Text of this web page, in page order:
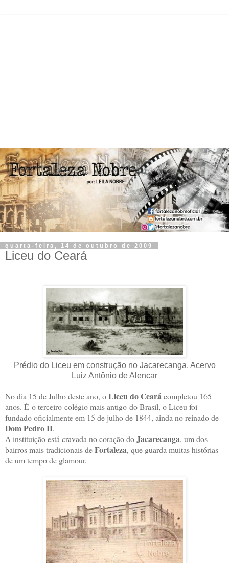
quarta-feira, 14 de outubro de 2009
Liceu do Ceará
Prédio do Liceu em construção no Jacarecanga. Acervo
Luiz Antônio de Alencar
No dia 15 de Julho deste ano, oLiceu do Ceará completou 165
anos. É o terceiro colégio mais antigo do Brasil, o Liceu foi
fundado oficialmente em 15 de julho de 1844, ainda no reinado de
Dom Pedro II.
A instituição está cravada no coração doJacarecanga, um dos
bairros mais tradicionais deFortaleza, que guarda muitas histórias
de um tempo de glamour.